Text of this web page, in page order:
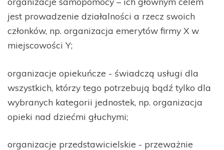
jest prowadzenie działalności a rzecz swoich
członków, np. organizacja emerytów firmy X w
miejscowości Y;
organizacje opiekuńcze - świadczą usługi dla
wszystkich, którzy tego potrzebują bądź tylko dla
wybranych kategorii jednostek, np. organizacja
opieki nad dziećmi głuchymi;
organizacje przedstawicielskie - przeważnie